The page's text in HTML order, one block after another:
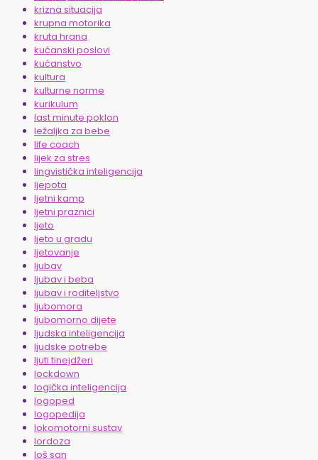
krizna situacija
krupna motorika
kruta hrana
kućanski poslovi
kućanstvo
kultura
kulturne norme
kurikulum
last minute poklon
ležaljka za bebe
life coach
lijek za stres
lingvistička inteligencija
ljepota
ljetni kamp
ljetni praznici
ljeto
ljeto u gradu
ljetovanje
ljubav
ljubav i beba
ljubav i roditeljstvo
ljubomora
ljubomorno dijete
ljudska inteligencija
ljudske potrebe
ljuti tinejdžeri
lockdown
logička inteligencija
logoped
logopedija
lokomotorni sustav
lordoza
loš san